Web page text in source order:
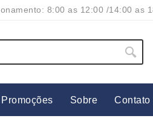
8:00 as 12:00 /14:00 as
Promoções Sobre Contato